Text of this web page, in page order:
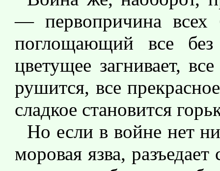
— первопричина всех
поглощающий все
цветущее загнивает,
рушится, все
сладкое становится
Но если в войне нет
моровая язва,